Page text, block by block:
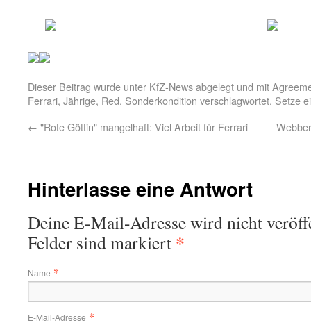
Dieser Beitrag wurde unter KfZ-Newsabgelegt und mit
Ferrari, Jährige, Red, Sonderkondition verschlagwortet. Setze
← "Rote Göttin" mangelhaft: Viel Arbeit für Ferrari
Hinterlasse eine Antwort
Deine E-Mail-Adresse wird nicht
Felder sind markiert *
Name *
E-Mail-Adresse *